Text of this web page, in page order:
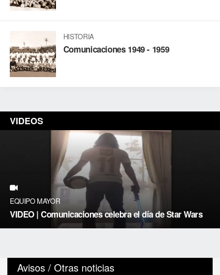
HISTORIA
Comunicaciones 1949 - 1959
VIDEOS
EQUIPO MAYOR
VIDEO | Comunicaciones celebra el día de Star Wars
Avisos / Otras noticias